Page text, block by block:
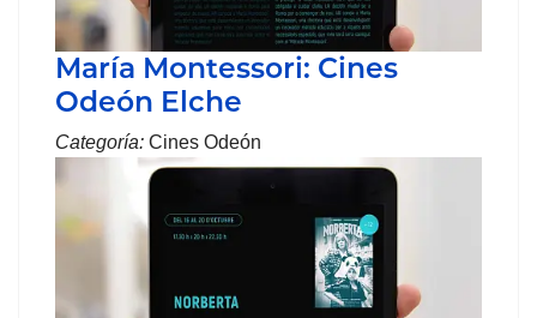
María Montessori: Cines
Odeón Elche
Categoría: Cines Odeón